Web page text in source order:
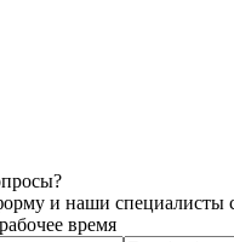
и наши специалисты
время